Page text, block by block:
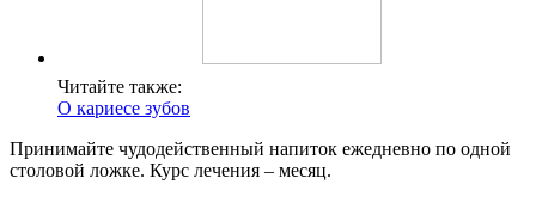
Читайте также:
О кариесе зубов
Принимайте чудодейственный напиток ежедневно по одной
столовой ложке. Курс лечения – месяц.